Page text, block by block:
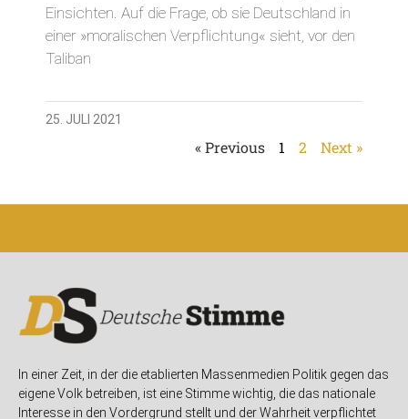
Einsichten. Auf die Frage, ob sie Deutschland in
einer »moralischen Verpflichtung« sieht, vor den
Taliban
25. JULI 2021
« Previous 1 2 Next »
In einer Zeit, in der die etablierten Massenmedien Politik gegen das
eigene Volk betreiben, ist eine Stimme wichtig, die das nationale
Interesse in den Vordergrund stellt und der Wahrheit verpflichtet